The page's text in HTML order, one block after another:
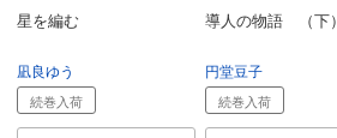
星を編む
凪良ゆう
続巻入荷
導人の物語 （下）
円堂豆子
続巻入荷